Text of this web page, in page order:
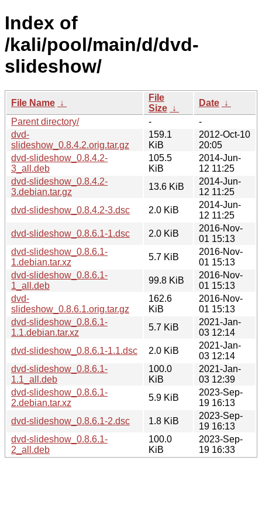
Index of
/kali/pool/main/d/dvd-
slideshow/
File Name ↓
File
Size ↓
Date ↓
Parent directory/
-
-
dvd-
slideshow_0.8.4.2.orig.tar.gz
159.1
KiB
2012-Oct-10
20:05
dvd-slideshow_0.8.4.2-
3_all.deb
105.5
KiB
2014-Jun-
12 11:25
dvd-slideshow_0.8.4.2-
3.debian.tar.gz
13.6 KiB
2014-Jun-
12 11:25
dvd-slideshow_0.8.4.2-3.dsc
2.0 KiB
2014-Jun-
12 11:25
dvd-slideshow_0.8.6.1-1.dsc
2.0 KiB
2016-Nov-
01 15:13
dvd-slideshow_0.8.6.1-
1.debian.tar.xz
5.7 KiB
2016-Nov-
01 15:13
dvd-slideshow_0.8.6.1-
1_all.deb
99.8 KiB
2016-Nov-
01 15:13
dvd-
slideshow_0.8.6.1.orig.tar.gz
162.6
KiB
2016-Nov-
01 15:13
dvd-slideshow_0.8.6.1-
1.1.debian.tar.xz
5.7 KiB
2021-Jan-
03 12:14
dvd-slideshow_0.8.6.1-1.1.dsc
2.0 KiB
2021-Jan-
03 12:14
dvd-slideshow_0.8.6.1-
1.1_all.deb
100.0
KiB
2021-Jan-
03 12:39
dvd-slideshow_0.8.6.1-
2.debian.tar.xz
5.9 KiB
2023-Sep-
19 16:13
dvd-slideshow_0.8.6.1-2.dsc
1.8 KiB
2023-Sep-
19 16:13
dvd-slideshow_0.8.6.1-
2_all.deb
100.0
KiB
2023-Sep-
19 16:33